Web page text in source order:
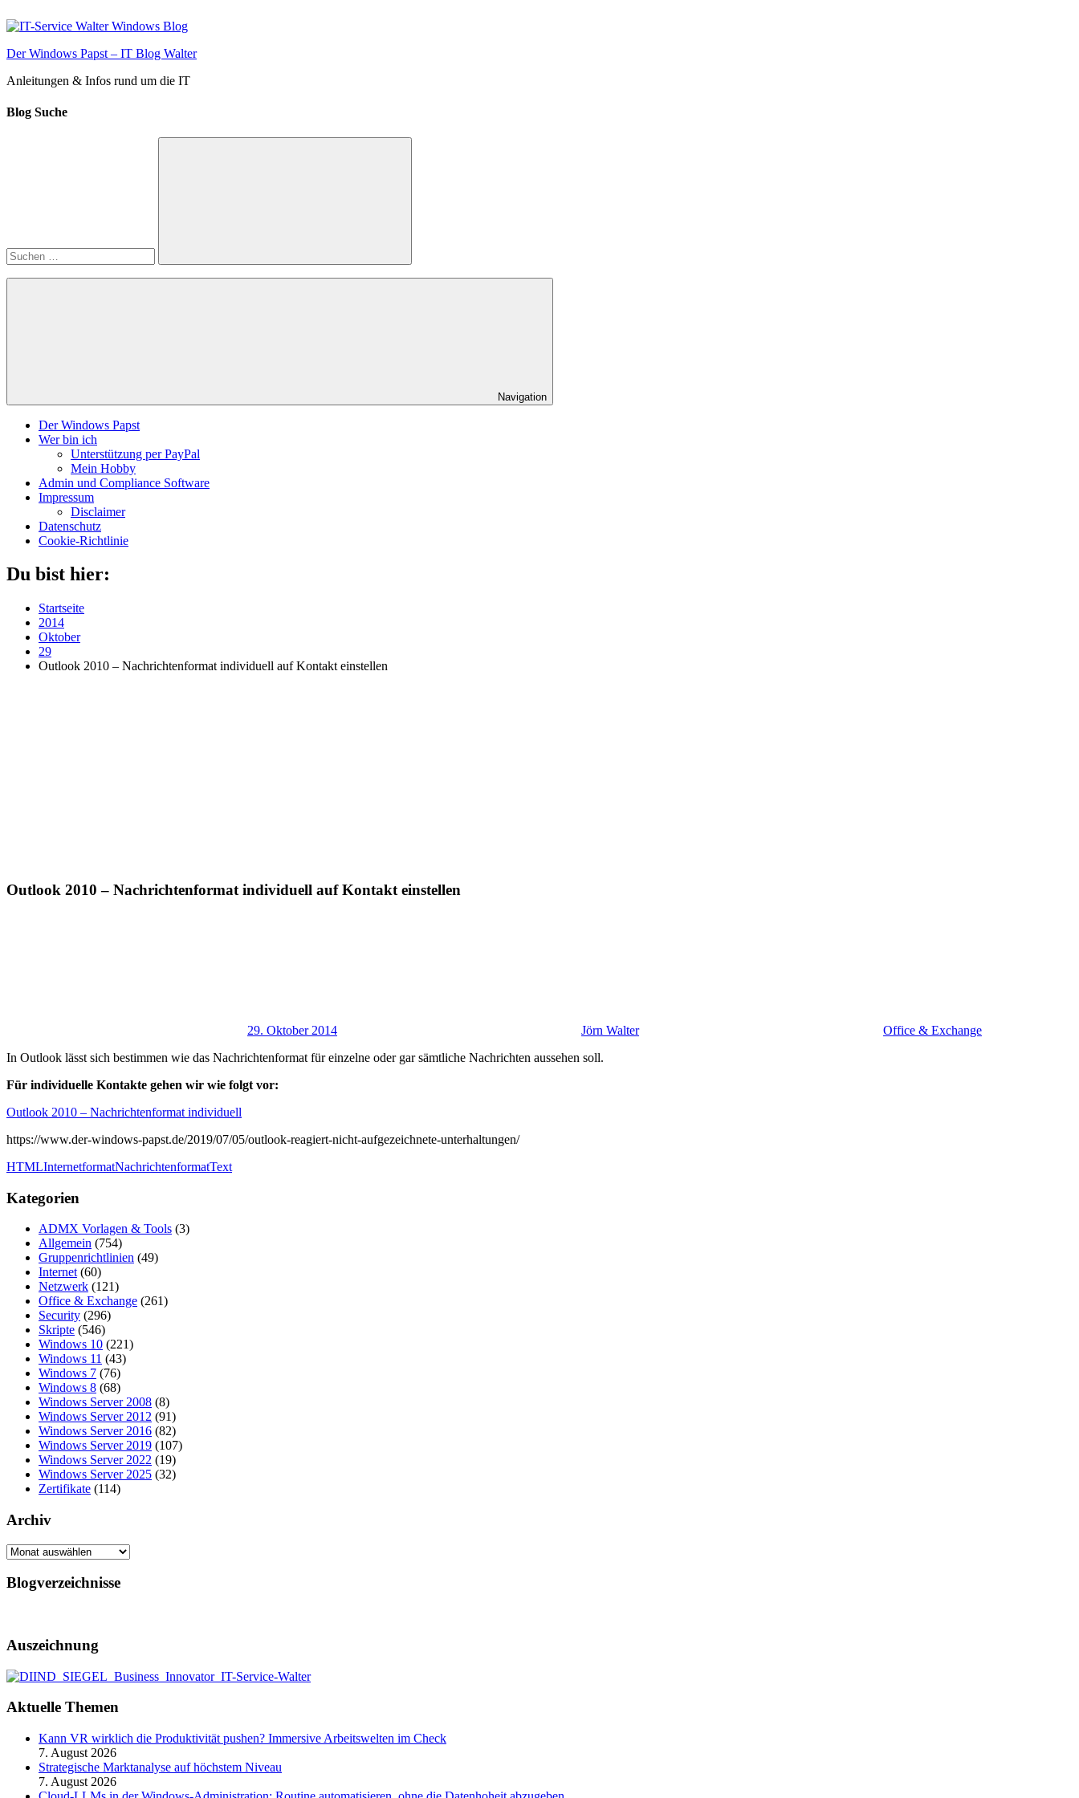
Inhalt
Der Windows Papst – IT Blog Walter
Anleitungen & Infos rund um die IT
Blog Suche
Suchen
Navigation
Der Windows Papst
Wer bin ich
Unterstützung per PayPal
Mein Hobby
Admin und Compliance Software
Impressum
Disclaimer
Datenschutz
Cookie-Richtlinie
Du bist hier:
Startseite
2014
Oktober
29
Outlook 2010 – Nachrichtenformat individuell auf Kontakt einstellen
Outlook 2010 – Nachrichtenformat individuell auf Kontakt einstellen
29. Oktober 2014 Jörn Walter
Office & Exchange
In Outlook lässt sich bestimmen wie das Nachrichtenformat für einzelne oder gar sämtliche Nachrichten aussehen soll.
Für individuelle Kontakte gehen wir wie folgt vor:
Outlook 2010 – Nachrichtenformat individuell
https://www.der-windows-papst.de/2019/07/05/outlook-reagiert-nicht-aufgezeichnete-unterhaltungen/
HTMLInternetformatNachrichtenformatText
Kategorien
ADMX Vorlagen & Tools (3)
Allgemein (754)
Gruppenrichtlinien (49)
Internet (60)
Netzwerk (121)
Office & Exchange (261)
Security (296)
Skripte (546)
Windows 10 (221)
Windows 11 (43)
Windows 7 (76)
Windows 8 (68)
Windows Server 2008 (8)
Windows Server 2012 (91)
Windows Server 2016 (82)
Windows Server 2019 (107)
Windows Server 2022 (19)
Windows Server 2025 (32)
Zertifikate (114)
Archiv
Archiv
Blogverzeichnisse
Auszeichnung
Aktuelle Themen
Kann VR wirklich die Produktivität pushen? Immersive Arbeitswelten im Check
7. August 2026
Strategische Marktanalyse auf höchstem Niveau
7. August 2026